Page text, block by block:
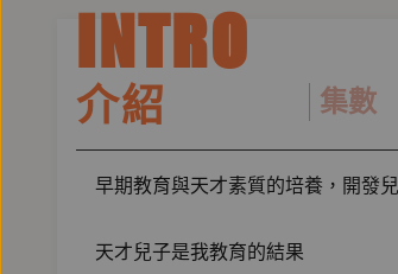
INTRO
介紹 集數
早期教育與天才素質的培養，開發
天才兒子是我教育的結果